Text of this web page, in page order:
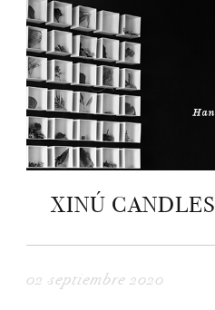
XINÚ CANDLES
02 septiembre 2020